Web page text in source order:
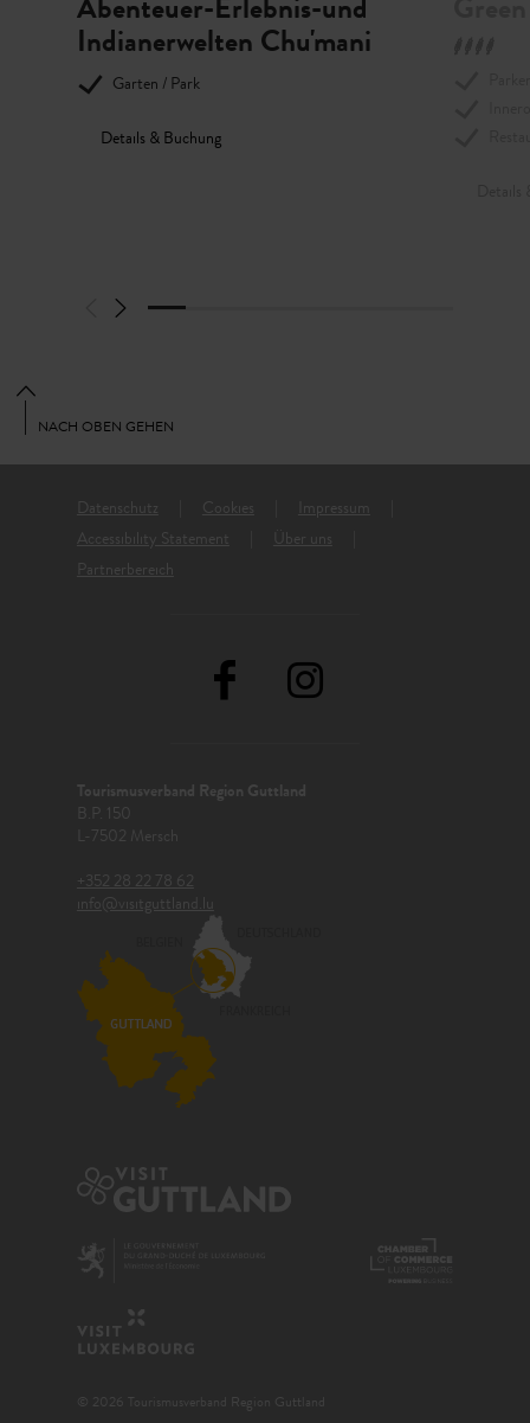
Indianerwelten Chu'mani
Garten / Park
Details & Buchung
Datenschutz Cookies
Impressum
Accessibility Statement
Über uns
Partnerbereich
Tourismusverband Region Guttland
B.P. 150
L-7502 Mersch
+352 28 22 78 62
info@visitguttland.lu
© 2026 Tourismusverband Region Guttland
NACH OBEN GEHEN